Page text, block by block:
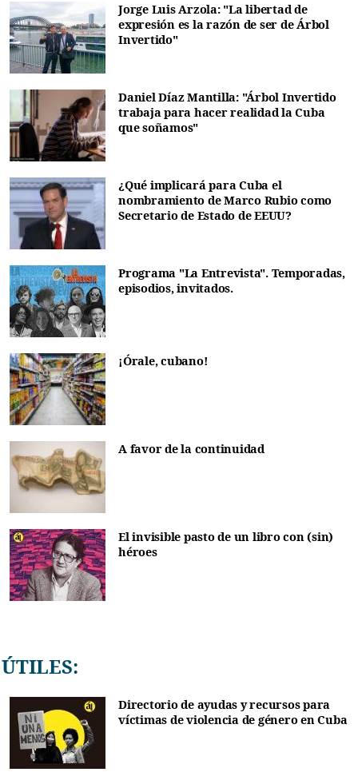
Jorge Luis Arzola: "La libertad de
expresión es la razón de ser de Árbol
Invertido"
Daniel Díaz Mantilla: "Árbol Invertido
trabaja para hacer realidad la Cuba
que soñamos"
¿Qué implicará para Cuba el
nombramiento de Marco Rubio como
Secretario de Estado de EEUU?
Programa "La Entrevista". Temporadas,
episodios, invitados.
¡Órale, cubano!
A favor de la continuidad
El invisible pasto de un libro con (sin)
héroes
ÚTILES:
Directorio de ayudas y recursos para
víctimas de violencia de género en Cuba